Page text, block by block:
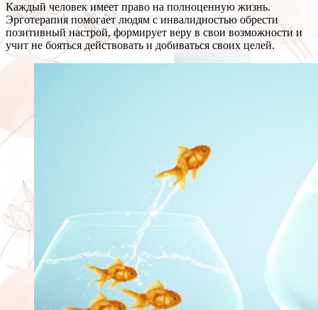
Каждый человек имеет право на полноценную жизнь.
Эрготерапия помогает людям с инвалидностью обрести
позитивный настрой, формирует веру в свои возможности и
учит не бояться действовать и добиваться своих целей.